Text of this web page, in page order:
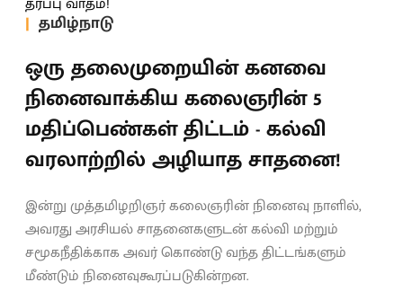
தமிழ்நாடு
ஒரு தலைமுறையின் கனவை
நினைவாக்கிய கலைஞரின் 5
மதிப்பெண்கள் திட்டம் - கல்வி
வரலாற்றில் அழியாத சாதனை!
இன்று முத்தமிழறிஞர் கலைஞரின் நினைவு நாளில்,
அவரது அரசியல் சாதனைகளுடன் கல்வி மற்றும்
சமூகநீதிக்காக அவர் கொண்டு வந்த திட்டங்களும்
மீண்டும் நினைவுகூரப்படுகின்றன.